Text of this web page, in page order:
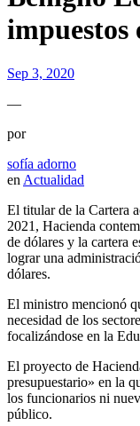
impuestos
Sep 3, 2020
—
por
sofía adorno
en Actualidad
El titular de la Cartera
2021, Hacienda
de dólares y la cartera
lograr una
dólares.
El ministro mencionó
necesidad de los
focalizándose en la
El proyecto de
presupuestario» en la
los funcionarios ni
público.